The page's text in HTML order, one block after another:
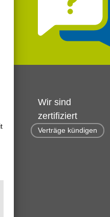
Wir sind
zertifiziert
Verträge kündigen